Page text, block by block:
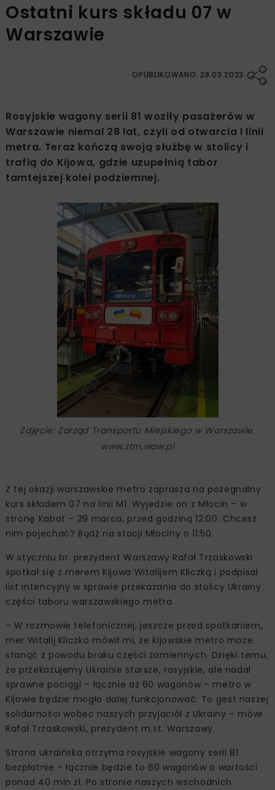
Ostatni kurs składu 07 w
Warszawie
OPUBLIKOWANO: 28.03.2023
Rosyjskie wagony serii 81 woziły pasażerów w
Warszawie niemal 28 lat, czyli od otwarcia I linii
metra. Teraz kończą swoją służbę w stolicy i
trafią do Kijowa, gdzie uzupełnią tabor
tamtejszej kolei podziemnej.
Zdjęcie: Zarząd Transportu Miejskiego w Warszawie,
www.ztm.waw.pl
Z tej okazji warszawskie metro zaprasza na pożegnalny
kurs składem 07 na linii M1. Wyjedzie on z Młocin – w
stronę Kabat – 29 marca, przed godziną 12:00. Chcesz
nim pojechać? Bądź na stacji Młociny o 11:50.
W styczniu br. prezydent Warszawy Rafał Trzaskowski
spotkał się z merem Kijowa Witalijem Kliczką i podpisał
list intencyjny w sprawie przekazania do stolicy Ukrainy
części taboru warszawskiego metra.
– W rozmowie telefonicznej, jeszcze przed spotkaniem,
mer Witalij Kliczko mówił mi, że kijowskie metro może
stanąć z powodu braku części zamiennych. Dzięki temu,
że przekazujemy Ukrainie starsze, rosyjskie, ale nadal
sprawne pociągi – łącznie aż 60 wagonów – metro w
Kijowie będzie mogło dalej funkcjonować. To gest naszej
solidarności wobec naszych przyjaciół z Ukrainy – mówi
Rafał Trzaskowski, prezydent m.st. Warszawy.
Strona ukraińska otrzyma rosyjskie wagony serii 81
bezpłatnie – łącznie będzie to 60 wagonów o wartości
ponad 40 mln zł. Po stronie naszych wschodnich